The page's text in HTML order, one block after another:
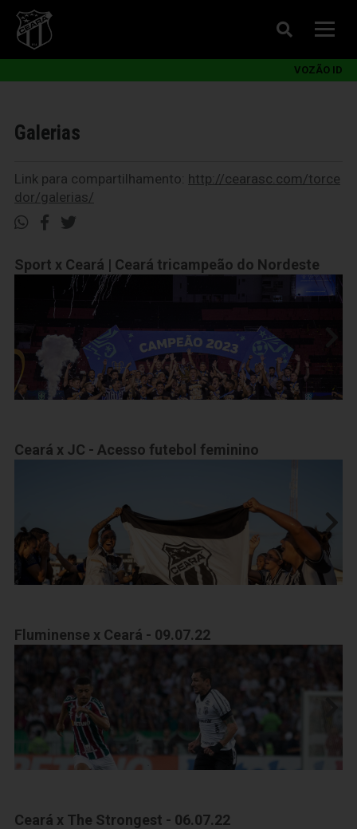
VOZÃO ID
Galerias
Link para compartilhamento: http://cearasc.com/torce
dor/galerias/
Sport x Ceará | Ceará tricampeão do Nordeste
Ceará x JC - Acesso futebol feminino
Fluminense x Ceará - 09.07.22
Ceará x The Strongest - 06.07.22